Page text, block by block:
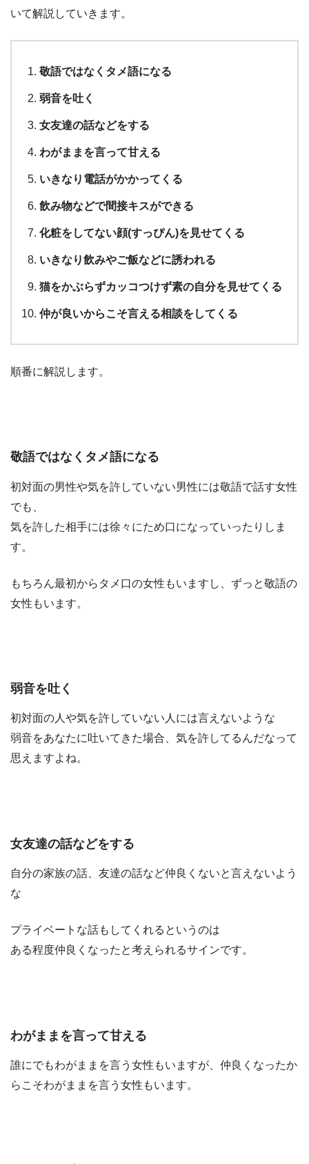
いて解説していきます。
敬語ではなくタメ語になる
弱音を吐く
女友達の話などをする
わがままを言って甘える
いきなり電話がかかってくる
飲み物などで間接キスができる
化粧をしてない顔(すっぴん)を見せてくる
いきなり飲みやご飯などに誘われる
猫をかぶらずカッコつけず素の自分を見せてくる
仲が良いからこそ言える相談をしてくる
順番に解説します。
敬語ではなくタメ語になる
初対面の男性や気を許していない男性には敬語で話す女性
でも、
気を許した相手には徐々にため口になっていったりしま
す。
もちろん最初からタメ口の女性もいますし、ずっと敬語の
女性もいます。
弱音を吐く
初対面の人や気を許していない人には言えないような
弱音をあなたに吐いてきた場合、気を許してるんだなって
思えますよね。
女友達の話などをする
自分の家族の話、友達の話など仲良くないと言えないよう
な
プライベートな話もしてくれるというのは
ある程度仲良くなったと考えられるサインです。
わがままを言って甘える
誰にでもわがままを言う女性もいますが、仲良くなったか
らこそわがままを言う女性もいます。